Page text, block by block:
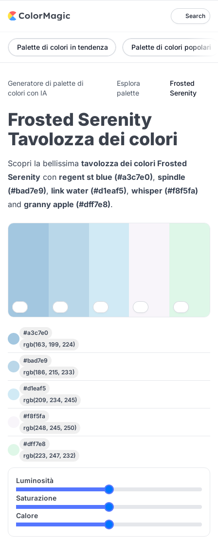
Search
Palette di colori in tendenza Palette di colori popolari
Generatore di palette di
colori con IA
Esplora
palette
Frosted
Serenity
Frosted Serenity
Tavolozza dei colori
Scopri la bellissima tavolozza dei colori Frosted
Serenity con regent st blue (#a3c7e0), spindle
(#bad7e9), link water (#d1eaf5), whisper (#f8f5fa)
and granny apple (#dff7e8).
#a3c7e0
rgb(163, 199, 224)
#bad7e9
rgb(186, 215, 233)
#d1eaf5
rgb(209, 234, 245)
#f8f5fa
rgb(248, 245, 250)
#dff7e8
rgb(223, 247, 232)
Luminosità
Saturazione
Calore